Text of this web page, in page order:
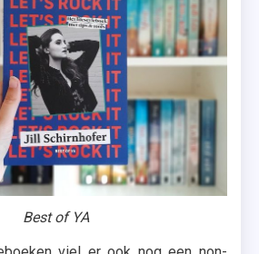
Best of YA